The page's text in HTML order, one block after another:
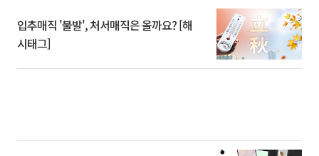
입추매직 '불발', 처서매직은 올까요? [해
시태그]